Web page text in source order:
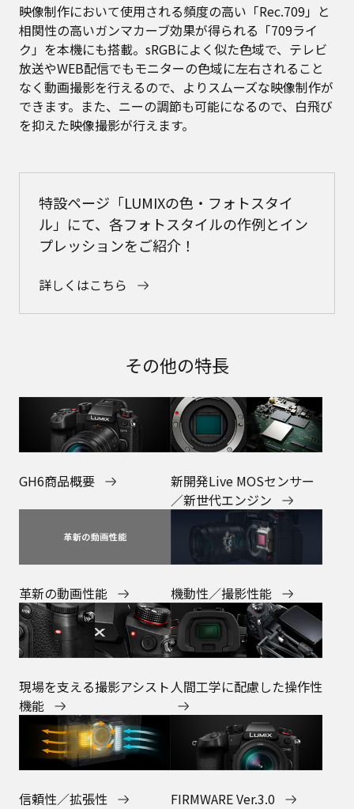
映像制作において使用される頻度の高い「Rec.709」と
相関性の高いガンマカーブ効果が得られる「709ライ
ク」を本機にも搭載。sRGBによく似た色域で、テレビ
放送やWEB配信でもモニターの色域に左右されること
なく動画撮影を行えるので、よりスムーズな映像制作が
できます。また、ニーの調節も可能になるので、白飛び
を抑えた映像撮影が行えます。
特設ページ「LUMIXの色・フォトスタイ
ル」にて、各フォトスタイルの作例とイン
プレッションをご紹介！
詳しくはこちら
その他の特長
GH6商品概要
新開発Live MOSセンサー
／新世代エンジン
革新の動画性能 機動性／撮影性能
現場を支える撮影アシスト
機能
人間工学に配慮した操作性
信頼性／拡張性 FIRMWARE Ver.3.0